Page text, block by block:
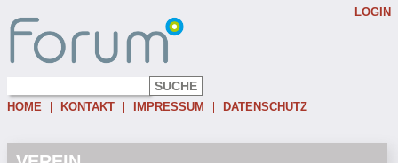
HOME KONTAKT IMPRESSUM DATENSCHUTZ
LOGIN
Password: